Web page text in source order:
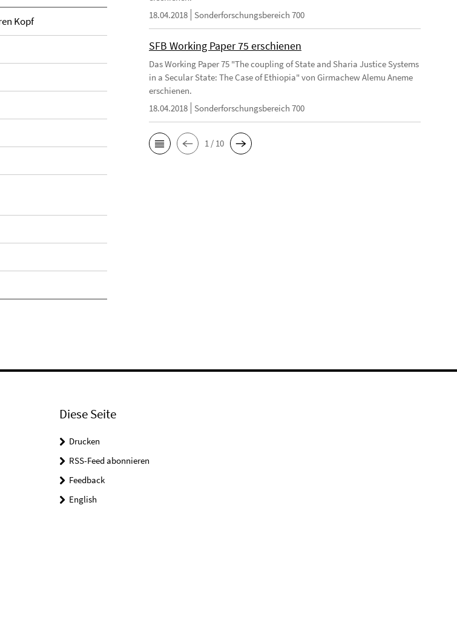
Kopf
18.04.2018
Sonderforschungsbereich 700
SFB Working Paper 75 erschienen
Das Working Paper 75 "The coupling of State and Sharia Justice Systems
in a Secular State: The Case of Ethiopia" von Girmachew Alemu Aneme
erschienen.
18.04.2018
Sonderforschungsbereich 700
1 / 10
Diese Seite
Drucken
RSS-Feed abonnieren
Feedback
English